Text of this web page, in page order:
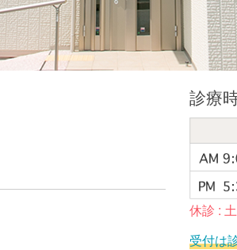
診療
休診 :
受付は